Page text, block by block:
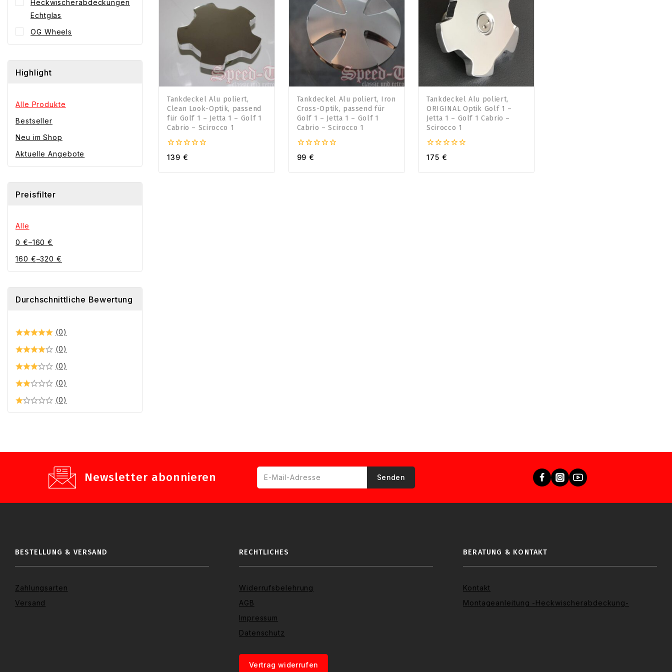
Tankdeckel Alu poliert,
Clean Look-Optik, passend
für Golf 1 – Jetta 1 – Golf 1
Cabrio – Scirocco 1
0
von
139 €
Tankdeckel Alu poliert, Iron
Cross-Optik, passend für
Golf 1 – Jetta 1 – Golf 1
Cabrio – Scirocco 1
0
von
99 €
Tankdeckel Alu poliert,
ORIGINAL Optik Golf 1 –
Jetta 1 – Golf 1 Cabrio –
Scirocco 1
0
von
175 €
Heckwischerabdeckungen
Echtglas
OG Wheels
Highlight
Alle Produkte
Bestseller
Neu im Shop
Aktuelle Angebote
Preisfilter
Alle
0 €–160€
160 €–320€
Durchschnittliche Bewertung
(0)
(0)
(0)
(0)
(0)
Newsletter abonnieren
BESTELLUNG & VERSAND
Zahlungsarten
Versand
RECHTLICHES
Widerrufsbelehrung
AGB
Impressum
Datenschutz
Vertrag widerrufen
BERATUNG & KONTAKT
Kontakt
Montageanleitung -Heckwischerabdeckung-